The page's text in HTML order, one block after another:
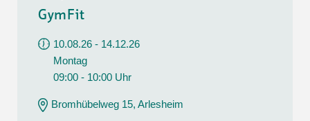
GymFit
10.08.26 - 14.12.26
Montag
09:00 - 10:00 Uhr
Bromhübelweg 15, Arlesheim